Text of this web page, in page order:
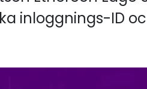
inloggnings-ID